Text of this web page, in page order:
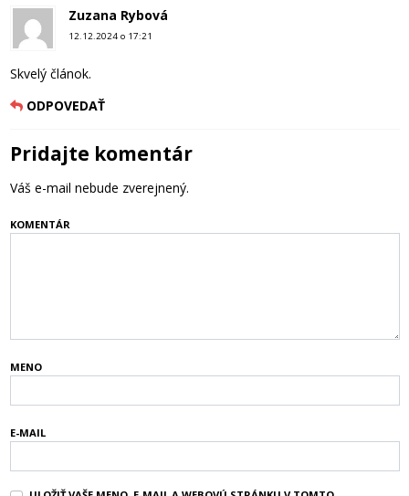
Zuzana Rybová
12.12.2024 o 17:21
Skvelý článok.
ODPOVEDAŤ
Pridajte komentár
Váš e-mail nebude zverejnený.
KOMENTÁR
MENO
E-MAIL